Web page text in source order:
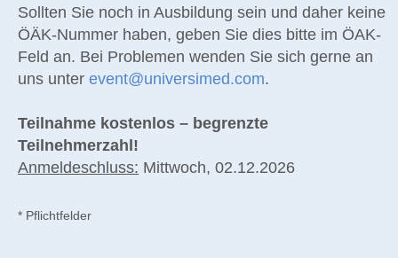
Sollten Sie noch in Ausbildung sein und daher keine
ÖÄK-Nummer haben, geben Sie dies bitte im ÖAK-
Feld an. Bei Problemen wenden Sie sich gerne an
uns unter event@universimed.com.
Teilnahme kostenlos – begrenzte
Teilnehmerzahl!
Anmeldeschluss: Mittwoch, 02.12.2026
* Pflichtfelder